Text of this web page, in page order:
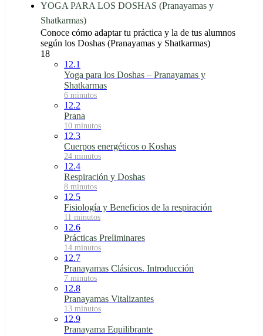
YOGA PARA LOS DOSHAS (Pranayamas y
Shatkarmas)
Conoce cómo adaptar tu práctica y la de tus alumnos
según los Doshas (Pranayamas y Shatkarmas)
18
12.1
Yoga para los Doshas – Pranayamas y
Shatkarmas
6 minutos
12.2
Prana
10 minutos
12.3
Cuerpos energéticos o Koshas
24 minutos
12.4
Respiración y Doshas
8 minutos
12.5
Fisiología y Beneficios de la respiración
11 minutos
12.6
Prácticas Preliminares
14 minutos
12.7
Pranayamas Clásicos. Introducción
7 minutos
12.8
Pranayamas Vitalizantes
13 minutos
12.9
Pranayama Equilibrante